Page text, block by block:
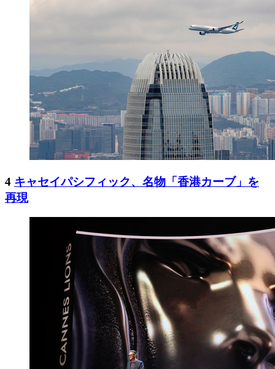
4 キャセイパシフィック、名物「香港カーブ」を
再現